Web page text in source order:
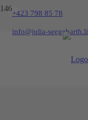
+423 798 85 78
info@julia-seegebarth.li